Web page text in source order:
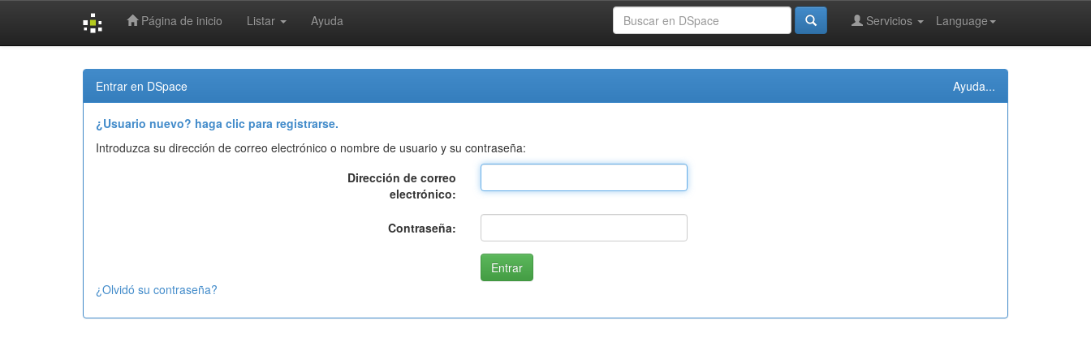
Página de inicio Listar Ayuda Language
Servicios
Entrar en DSpace Ayuda...
¿Usuario nuevo? haga clic para registrarse.
Introduzca su dirección de correo electrónico o nombre de usuario y su contraseña:
Dirección de correo
electrónico:
Contraseña:
¿Olvidó su contraseña?